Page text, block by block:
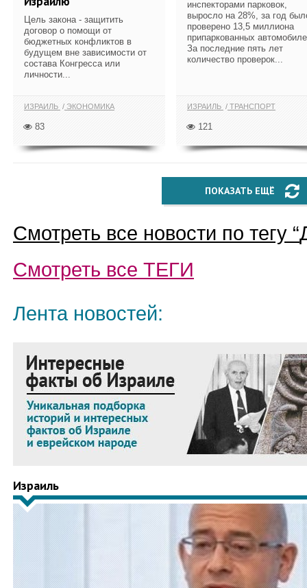
Цель закона - защитить
договор о помощи от
бюджетных конфликтов в
будущем вне зависимости от
состава Конгресса или
личности...
ИЗРАИЛЬ ЭКОНОМИКА
83
инспекторами парковок,
выросло на 28%, за год
проверено 13,5 миллиона
припаркованных
За последние пять лет
количество проверок...
ИЗРАИЛЬ ТРАНСПОРТ
121
ПОКАЗАТЬ ЕЩЁ
Смотреть все новости по тегу “
Смотреть все ТЕГИ
Лента новостей:
Израиль